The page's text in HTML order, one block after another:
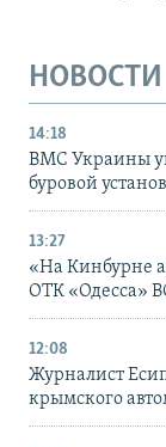
НОВОСТИ
14:18
ВМС Украины
буровой
13:27
«На Кинбурне
ОТК «Одесса»
12:08
Журналист
крымского